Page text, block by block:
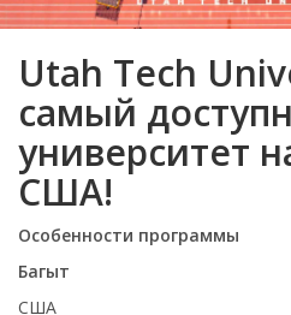
Utah Tech
самый
университет
США!
Особенности программы
Багыт
США